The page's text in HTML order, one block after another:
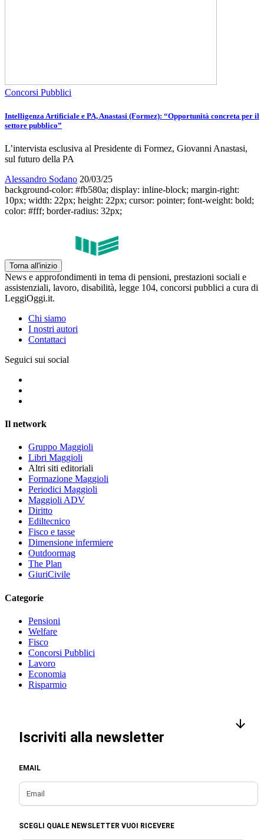
Concorsi Pubblici
Intelligenza Artificiale e PA, Anastasi (Formez): “Opportunità concreta per il
settore pubblico”
L’intervista esclusiva al Presidente di Formez, Giovanni Anastasi,
sul futuro della PA
Alessandro Sodano 20/03/25
background-color: #fb580a; display: inline-block; margin-right:
10px; width: 22px; height: 22px; cursor: pointer; font-weight: bold;
color: #fff; border-radius: 32px;
Torna all'inizio
News e approfondimenti in tema di pensioni, prestazioni sociali e
assistenziali, lavoro, disabilità, legge 104, concorsi pubblici a cura di
LeggiOggi.it.
Chi siamo
I nostri autori
Contattaci
Seguici sui social
Il network
Gruppo Maggioli
Libri Maggioli
Altri siti editoriali
Formazione Maggioli
Periodici Maggioli
Maggioli ADV
Diritto
Ediltecnico
Fisco e tasse
Dimensione infermiere
Outdoormag
The Plan
GiuriCivile
Categorie
Pensioni
Welfare
Fisco
Concorsi Pubblici
Lavoro
Economia
Risparmio
Iscriviti alla newsletter
EMAIL
SCEGLI QUALE NEWSLETTER VUOI RICEVERE